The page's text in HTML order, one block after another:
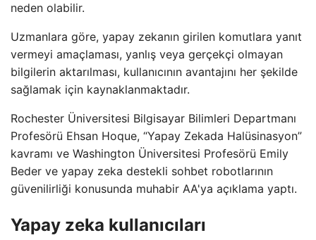
neden olabilir.
Uzmanlara göre, yapay zekanın girilen komutlara yanıt
vermeyi amaçlaması, yanlış veya gerçekçi olmayan
bilgilerin aktarılması, kullanıcının avantajını her şekilde
sağlamak için kaynaklanmaktadır.
Rochester Üniversitesi Bilgisayar Bilimleri Departmanı
Profesörü Ehsan Hoque, “Yapay Zekada Halüsinasyon”
kavramı ve Washington Üniversitesi Profesörü Emily
Beder ve yapay zeka destekli sohbet robotlarının
güvenilirliği konusunda muhabir AA'ya açıklama yaptı.
Yapay zeka kullanıcıları